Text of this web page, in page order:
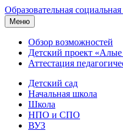
Образовательная социальная
Меню
Обзор возможностей
Детский проект «Алые
Аттестация
Детский сад
Начальная школа
Школа
НПО и СПО
ВУЗ